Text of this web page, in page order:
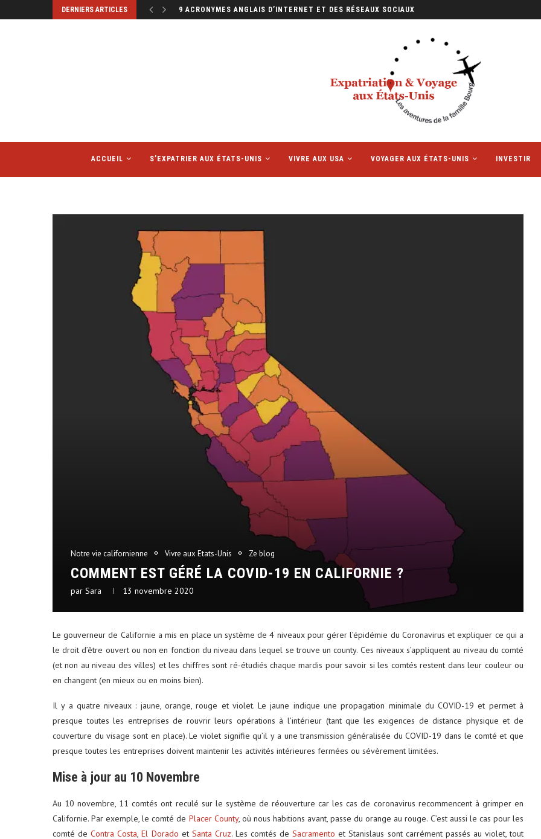
DERNIERS ARTICLES 9 ACRONYMES ANGLAIS D’INTERNET ET DES RÉSEAUX SOCIAUX
ACCUEIL S’EXPATRIER AUX ÉTATS-UNIS VIVRE AUX USA VOYAGER AUX ÉTATS-UNIS INVESTIR
Notre vie californienne Vivre aux Etats-Unis Ze blog
COMMENT EST GÉRÉ LA COVID-19 EN CALIFORNIE ?
par Sara 13 novembre 2020
Le gouverneur de Californie a mis en place un système de 4 niveaux pour gérer l’épidémie du Coronavirus et expliquer ce qui a
le droit d’être ouvert ou non en fonction du niveau dans lequel se trouve un county. Ces niveaux s’appliquent au niveau du comté
(et non au niveau des villes) et les chiffres sont ré-étudiés chaque mardis pour savoir si les comtés restent dans leur couleur ou
en changent (en mieux ou en moins bien).
Il y a quatre niveaux : jaune, orange, rouge et violet. Le jaune indique une propagation minimale du COVID-19 et permet à
presque toutes les entreprises de rouvrir leurs opérations à l’intérieur (tant que les exigences de distance physique et de
couverture du visage sont en place). Le violet signifie qu’il y a une transmission généralisée du COVID-19 dans le comté et que
presque toutes les entreprises doivent maintenir les activités intérieures fermées ou sévèrement limitées.
Mise à jour au 10 Novembre
Au 10 novembre, 11 comtés ont reculé sur le système de réouverture car les cas de coronavirus recommencent à grimper en
Californie. Par exemple, le comté de Placer County, où nous habitions avant, passe du orange au rouge. C’est aussi le cas pour les
comté deContra Costa,El Dorado et Santa Cruz. Les comtés deSacramentoet Stanislaus sont carrément passés au violet, tout